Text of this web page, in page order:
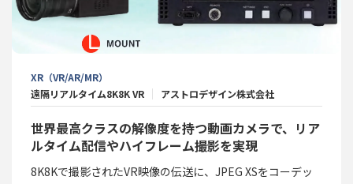
XR（VR/AR/MR）
遠隔リアルタイム8K8K VR
アストロデザイン株式会社
世界最高クラスの解像度を持つ動画カメラで、リア
ルタイム配信やハイフレーム撮影を実現
8K8Kで撮影されたVR映像の伝送に、JPEG XSをコーデッ